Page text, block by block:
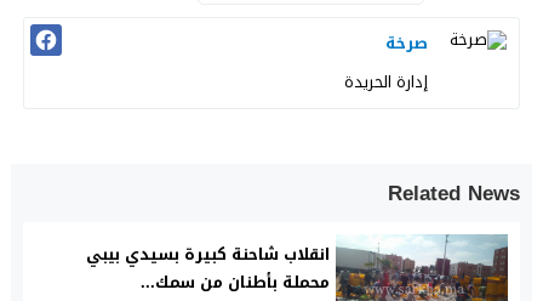
صرخة
إدارة الحريدة
Related News
انقلاب شاحنة كبيرة بسيدي بيبي
محملة بأطنان من سمك...